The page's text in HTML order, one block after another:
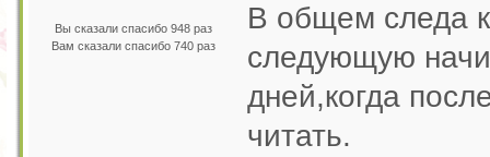
Вы сказали спасибо 948 раз
Вам сказали спасибо 740 раз
В общем следа
следующую
дней,когда
читать.